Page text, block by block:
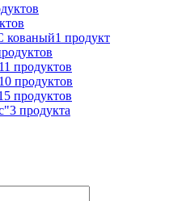
кованый1 продукт
11 продуктов
10 продуктов
продуктов
3 продукта